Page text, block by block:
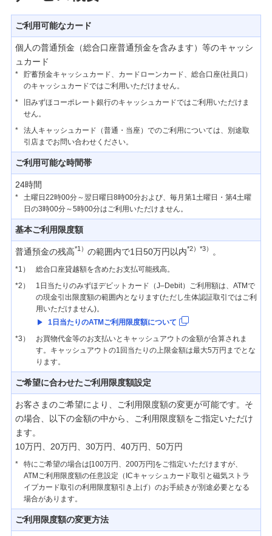
ご利用可能なカード
個人の普通預金（総合口座普通預金を含みます）等のキャッシ
ュカード
*
貯蓄預金キャッシュカード、カードローンカード、総合口座(社員口）
のキャッシュカードではご利用いただけません。
*
旧みずほコーポレート銀行のキャッシュカードではご利用いただけま
せん。
*
法人キャッシュカード（普通・当座）でのご利用については、別途取
引店までお問い合わせください。
ご利用可能な時間帯
24時間
*
土曜日22時00分～翌日曜日8時00分および、毎月第1土曜日・第4土曜
日の3時00分～5時00分はご利用いただけません。
基本ご利用限度額
普通預金の残高*1） の範囲内で1日50万円以内*2）*3） 。
*1）
総合口座貸越額を含めたお支払可能残高。
*2）
1日当たりのみずほデビットカード（J–Debit）ご利用額は、ATMで
の現金引出限度額の範囲内となります(ただし生体認証取引ではご利
用いただけません)。
1日当たりのATMご利用限度額について
*3）
お買物代金等のお支払いとキャッシュアウトの金額が合算されま
す。キャッシュアウトの1回当たりの上限金額は最大5万円までとな
ります。
ご希望に合わせたご利用限度額設定
お客さまのご希望により、ご利用限度額の変更が可能です。そ
の場合、以下の金額の中から、ご利用限度額をご指定いただけ
ます。
10万円、20万円、30万円、40万円、50万円
*
特にご希望の場合は[100万円、200万円]をご指定いただけますが、
ATMご利用限度額の任意設定（ICキャッシュカード取引と磁気ストラ
イプカード取引の利用限度額引き上げ）のお手続きが別途必要となる
場合があります。
ご利用限度額の変更方法